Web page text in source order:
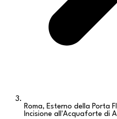
Roma, Esterno della Porta
Incisione all'Acquaforte di